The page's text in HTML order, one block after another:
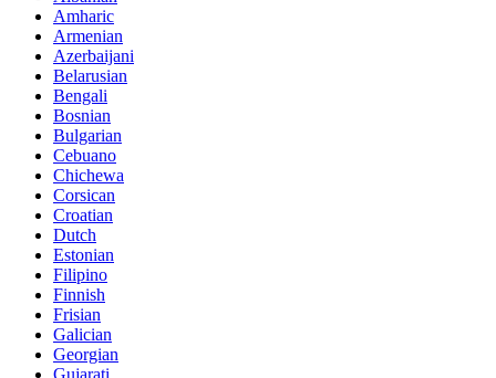
Amharic
Armenian
Azerbaijani
Belarusian
Bengali
Bosnian
Bulgarian
Cebuano
Chichewa
Corsican
Croatian
Dutch
Estonian
Filipino
Finnish
Frisian
Galician
Georgian
Gujarati